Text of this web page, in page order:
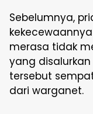
Sebelumnya,
merasa tidak
yang
tersebut
dari warganet.